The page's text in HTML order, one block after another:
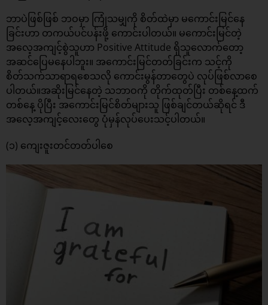
ဘာပဲဖြစ်ဖြစ် ဘဝမှာ ကြုံသမျှကို စိတ်ထဲမှာ မကောင်းမြင်နေ
ခြင်းဟာ တကယ်ပင်ပန်းဖို့ ကောင်းပါတယ်။ မကောင်းမြင်တဲ့
အလေ့အကျင့်စွဲသူဟာ Positive Attitude ရှိသူလောက်တော့
အဆင်ပြေမနေပါဘူး။ အကောင်းမြင်တတ်ခြင်းက သင့်ကို
စိတ်သက်သာရာရစေသလို ကောင်းမွန်တာတွေပဲ လုပ်ဖြစ်လာစေ
ပါတယ်။အဆိုးမြင်နေတဲ့ သဘာဝကို တိုက်ထုတ်ပြီး တစ်နေ့ထက်
တစ်နေ့ ပိုပြီး အကောင်းမြင်စိတ်များသူ ဖြစ်ချင်တယ်ဆိုရင် ဒီ
အလေ့အကျင့်လေးတွေ ပုံမှန်လုပ်ပေးသင့်ပါတယ်။
(၁) ကျေးဇူးတင်တတ်ပါစေ